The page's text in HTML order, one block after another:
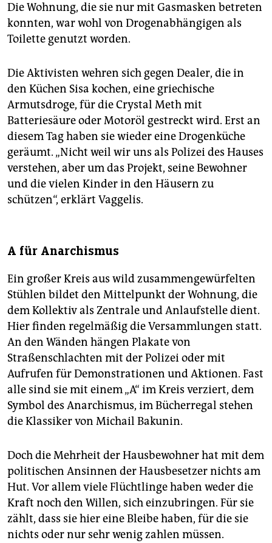
Die Wohnung, die sie nur mit Gasmasken betreten
konnten, war wohl von Drogenabhängigen als
Toilette genutzt worden.
Die Aktivisten wehren sich gegen Dealer, die in
den Küchen Sisa kochen, eine griechische
Armutsdroge, für die Crystal Meth mit
Batteriesäure oder Motoröl gestreckt wird. Erst an
diesem Tag haben sie wieder eine Drogenküche
geräumt. „Nicht weil wir uns als Polizei des Hauses
verstehen, aber um das Projekt, seine Bewohner
und die vielen Kinder in den Häusern zu
schützen“, erklärt Vaggelis.
A für Anarchismus
Ein großer Kreis aus wild zusammengewürfelten
Stühlen bildet den Mittelpunkt der Wohnung, die
dem Kollektiv als Zentrale und Anlaufstelle dient.
Hier finden regelmäßig die Versammlungen statt.
An den Wänden hängen Plakate von
Straßenschlachten mit der Polizei oder mit
Aufrufen für Demonstrationen und Aktionen. Fast
alle sind sie mit einem „A“ im Kreis verziert, dem
Symbol des Anarchismus, im Bücherregal stehen
die Klassiker von Michail Bakunin.
Doch die Mehrheit der Hausbewohner hat mit dem
politischen Ansinnen der Hausbesetzer nichts am
Hut. Vor allem viele Flüchtlinge haben weder die
Kraft noch den Willen, sich einzubringen. Für sie
zählt, dass sie hier eine Bleibe haben, für die sie
nichts oder nur sehr wenig zahlen müssen.